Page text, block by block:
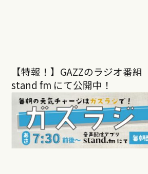
【特報！】GAZZのラジオ番
stand fm にて公開中！